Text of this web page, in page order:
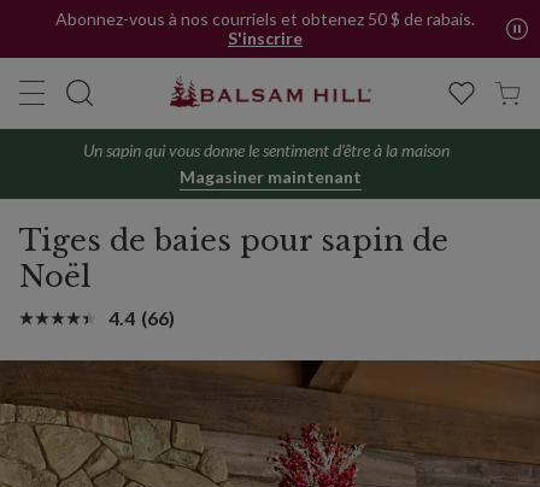
Abonnez-vous à nos courriels et obtenez 50 $ de rabais.
S'inscrire
Un sapin qui vous donne le sentiment d'être à la maison
Magasiner maintenant
Tiges de baies pour sapin de
Noël
4.4 (66)